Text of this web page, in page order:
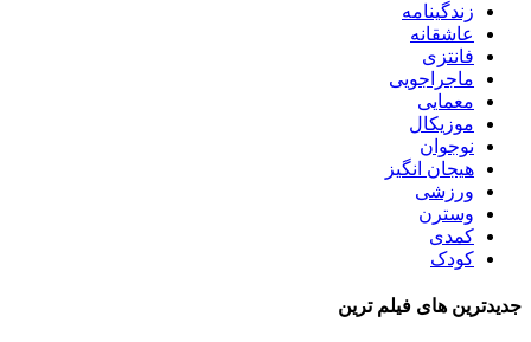
زندگینامه
عاشقانه
فانتزی
ماجراجویی
معمایی
موزیکال
نوجوان
هیجان انگیز
ورزشی
وسترن
کمدی
کودک
جدیدترین های فیلم ترین